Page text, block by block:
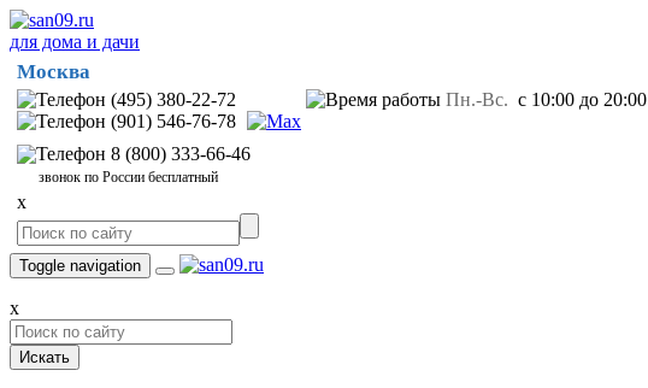
для дома и дачи
Москва
(495) 380-22-72
(901) 546-76-78
8 (800) 333-66-46
звонок по России бесплатный
Пн.-Вс. с 10:00 до 20:00
x
Toggle navigation
x
Искать